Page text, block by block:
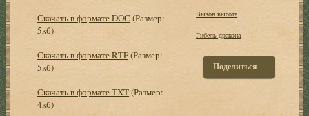
Скачать в формате DOC (Размер:
5кб)
Скачать в формате RTF(Размер:
5кб)
Скачать в формате TXT(Размер:
4кб)
Вызов высоте
Гибель дракона
Поделиться